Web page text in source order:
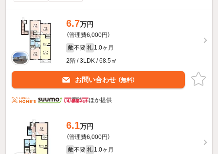
6.7万円
（管理費6,000円）
敷 不要 礼 1.0ヶ月
2階 / 3LDK / 68.5㎡
お問い合わせ （無料）
ほか提供
6.1万円
（管理費6,000円）
敷 不要 礼 1.0ヶ月